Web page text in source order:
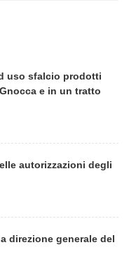
uso sfalcio prodotti
e in un tratto
autorizzazioni degli
direzione generale del